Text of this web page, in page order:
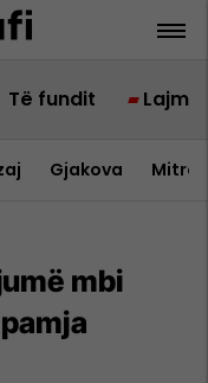
Të fundit Lajme
Gjakova
mbi